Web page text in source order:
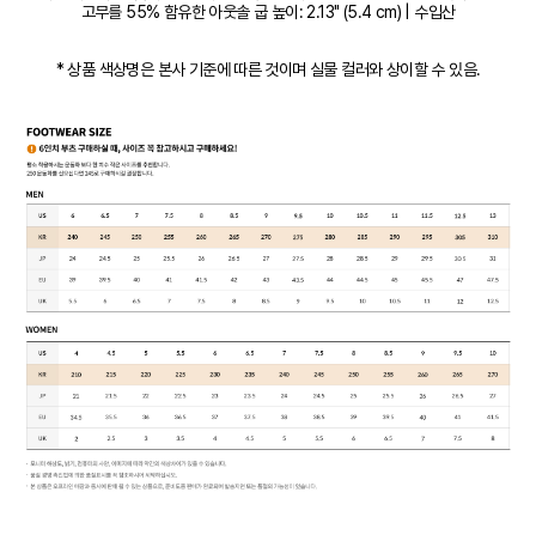
고무를 55% 함유한 아웃솔 굽 높이: 2.13" (5.4 cm) | 수입산
* 상품 색상명은 본사 기준에 따른 것이며 실물 컬러와 상이할 수 있음.